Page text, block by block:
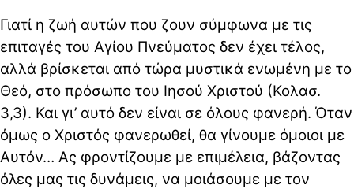
Γιατί η ζωή αυτών που ζουν σύμφωνα με τις
επιταγές του Αγίου Πνεύματος δεν έχει τέλος,
αλλά βρίσκεται από τώρα μυστικά ενωμένη με το
Θεό, στο πρόσωπο του Ιησού Χριστού (Κολασ.
3,3). Και γι’ αυτό δεν είναι σε όλους φανερή. Όταν
όμως ο Χριστός φανερωθεί, θα γίνουμε όμοιοι με
Αυτόν… Ας φροντίζουμε με επιμέλεια, βάζοντας
όλες μας τις δυνάμεις, να μοιάσουμε με τον